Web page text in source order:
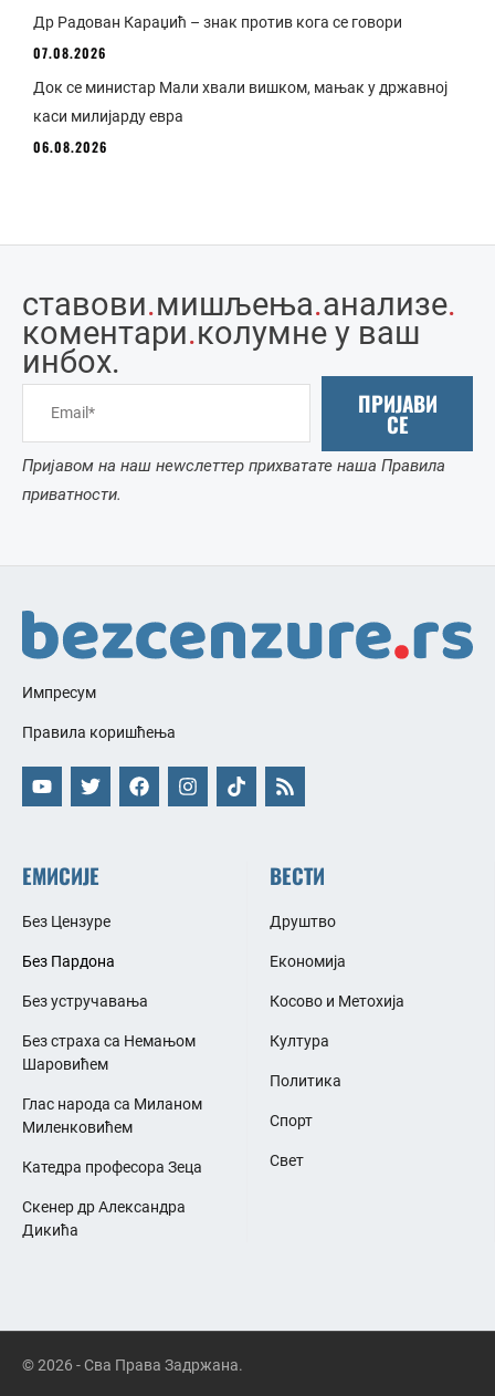
Др Радован Караџић – знак против кога се говори
07.08.2026
Док се министар Мали хвали вишком, мањак у државној
каси милијарду евра
06.08.2026
ставови.мишљења.анализе.
коментари.колумне у ваш
инбоx.
ПРИЈАВИ
СЕ
Пријавом на наш неwслеттер прихватате наша Правила
приватности.
Импресум
Правила коришћења
ЕМИСИЈЕ
Без Цензуре
Без Пардона
Без устручавања
Без страха са Немањом
Шаровићем
Глас народа са Миланом
Миленковићем
Катедра професора Зеца
Скенер др Александра
Дикића
ВЕСТИ
Друштво
Економија
Косово и Метохија
Култура
Политика
Спорт
Свет
© 2026 - Сва Права Задржана.